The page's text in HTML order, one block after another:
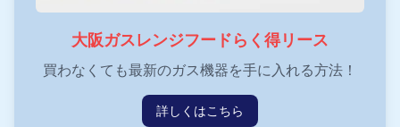
大阪ガスレンジフードらく得リース
買わなくても最新のガス機器を手に入れる方法！
詳しくはこちら